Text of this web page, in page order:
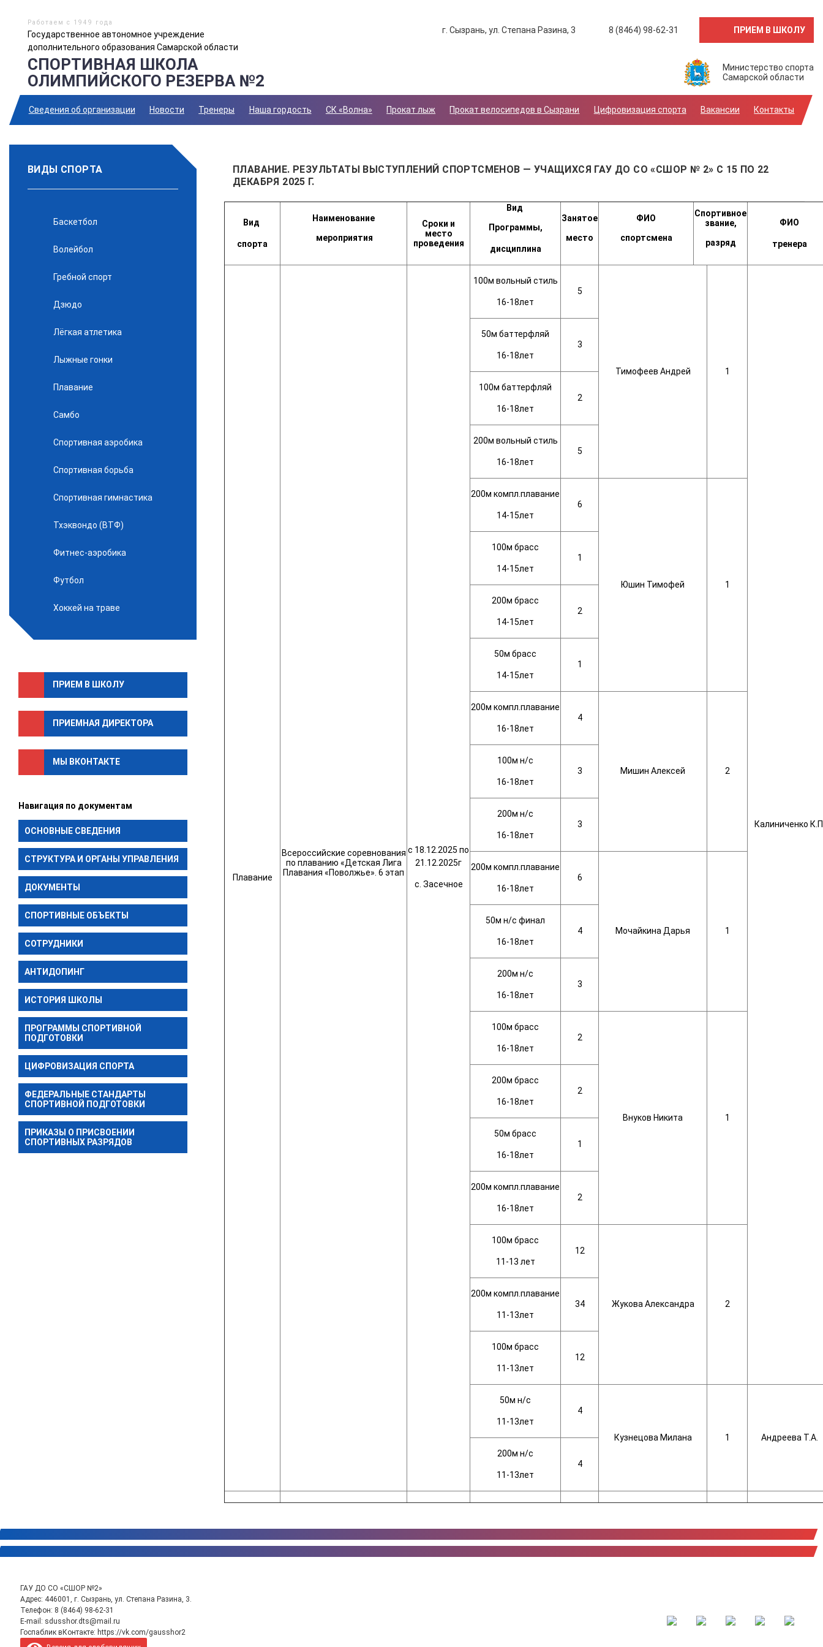
г. Сызрань, ул. Степана Разина, 3 8 (8464) 98-62-31 ПРИЕМ В ШКОЛУ
Работаем с 1949 года
Государственное автономное учреждение
дополнительного образования Самарской области
СПОРТИВНАЯ ШКОЛА
ОЛИМПИЙСКОГО РЕЗЕРВА №2
Министерство спорта
Самарской области
Сведения об организации Новости Тренеры Наша гордость СК «Волна» Прокат лыж Прокат велосипедов в Сызрани Цифровизация спорта Вакансии Контакты
ВИДЫ СПОРТА
Баскетбол
Волейбол
Гребной спорт
Дзюдо
Лёгкая атлетика
Лыжные гонки
Плавание
Самбо
Спортивная аэробика
Спортивная борьба
Спортивная гимнастика
Тхэквондо (ВТФ)
Фитнес-аэробика
Футбол
Хоккей на траве
ПРИЕМ В ШКОЛУ
ПРИЕМНАЯ ДИРЕКТОРА
МЫ ВКОНТАКТЕ
Навигация по документам
ОСНОВНЫЕ СВЕДЕНИЯ
СТРУКТУРА И ОРГАНЫ УПРАВЛЕНИЯ
ДОКУМЕНТЫ
СПОРТИВНЫЕ ОБЪЕКТЫ
СОТРУДНИКИ
АНТИДОПИНГ
ИСТОРИЯ ШКОЛЫ
ПРОГРАММЫ СПОРТИВНОЙ
ПОДГОТОВКИ
ЦИФРОВИЗАЦИЯ СПОРТА
ФЕДЕРАЛЬНЫЕ СТАНДАРТЫ
СПОРТИВНОЙ ПОДГОТОВКИ
ПРИКАЗЫ О ПРИСВОЕНИИ
СПОРТИВНЫХ РАЗРЯДОВ
ПЛАВАНИЕ. РЕЗУЛЬТАТЫ ВЫСТУПЛЕНИЙ СПОРТСМЕНОВ — УЧАЩИХСЯ ГАУ ДО СО «СШОР № 2» С 15 ПО 22
ДЕКАБРЯ 2025 Г.
Вид
спорта
Наименование
мероприятия
Сроки и
место
проведения
Вид
Программы,
дисциплина
Занятое
место
ФИО
спортсмена
Спортивное
звание,
разряд
ФИО
тренера
Плавание
Всероссийские соревнования
по плаванию «Детская Лига
Плавания «Поволжье». 6 этап
с 18.12.2025 по
21.12.2025г
с. Засечное
100м вольный стиль
16-18лет
5
Тимофеев Андрей 1
Калиниченко
50м баттерфляй
16-18лет
3
100м баттерфляй
16-18лет
2
200м вольный стиль
16-18лет
5
200м компл.плавание
14-15лет
6
Юшин Тимофей 1
100м брасс
14-15лет
1
200м брасс
14-15лет
2
50м брасс
14-15лет
1
200м компл.плавание
16-18лет
4
Мишин Алексей 2
100м н/с
16-18лет
3
200м н/с
16-18лет
3
200м компл.плавание
16-18лет
6
Мочайкина Дарья 1
50м н/с финал
16-18лет
4
200м н/с
16-18лет
3
100м брасс
16-18лет
2
Внуков Никита 1
200м брасс
16-18лет
2
50м брасс
16-18лет
1
200м компл.плавание
16-18лет
2
100м брасс
11-13 лет
12
Жукова Александра 2
200м компл.плавание
11-13лет
34
100м брасс
11-13лет
12
50м н/с
11-13лет
4
Кузнецова Милана 1
Андреева Т.А.
200м н/с
11-13лет
4
ГАУ ДО СО «СШОР №2»
Адрес: 446001, г. Сызрань, ул. Степана Разина, 3.
Телефон: 8 (8464) 98-62-31
E-mail: sdusshor.dts@mail.ru
Госпаблик вКонтакте: https://vk.com/gausshor2